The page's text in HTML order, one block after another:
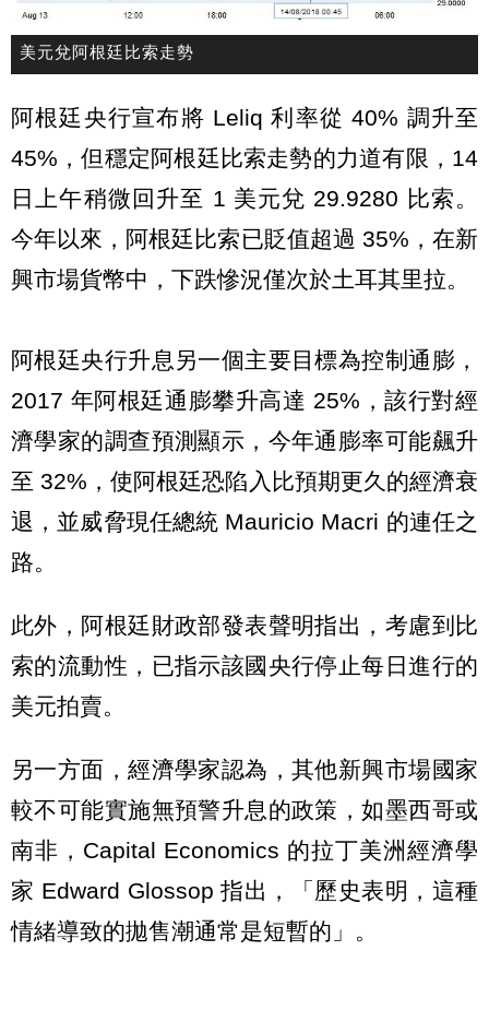
美元兌阿根廷比索走勢
阿根廷央行宣布將 Leliq 利率從 40% 調升至
45%，但穩定阿根廷比索走勢的力道有限，14
日上午稍微回升至 1 美元兌 29.9280 比索。
今年以來，阿根廷比索已貶值超過 35%，在新
興市場貨幣中，下跌慘況僅次於土耳其里拉。
阿根廷央行升息另一個主要目標為控制通膨，
2017 年阿根廷通膨攀升高達 25%，該行對經
濟學家的調查預測顯示，今年通膨率可能飆升
至 32%，使阿根廷恐陷入比預期更久的經濟衰
退，並威脅現任總統 Mauricio Macri 的連任之
路。
此外，阿根廷財政部發表聲明指出，考慮到比
索的流動性，已指示該國央行停止每日進行的
美元拍賣。
另一方面，經濟學家認為，其他新興市場國家
較不可能實施無預警升息的政策，如墨西哥或
南非，Capital Economics 的拉丁美洲經濟學
家 Edward Glossop 指出，「歷史表明，這種
情緒導致的拋售潮通常是短暫的」。